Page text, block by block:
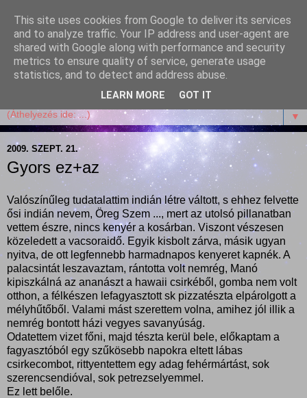
Garffyka
Szösszenetek a konyhámból, az életemből. Mosollyal,
receptekkel, vidámsággal, marcipánnal, csokival.
▼
2009. SZEPT. 21.
Gyors ez+az
Valószínűleg tudatalattim indián létre váltott, s ehhez felvette
ősi indián nevem, Öreg Szem ..., mert az utolsó pillanatban
vettem észre, nincs kenyér a kosárban. Viszont vészesen
közeledett a vacsoraidő. Egyik kisbolt zárva, másik ugyan
nyitva, de ott legfennebb harmadnapos kenyeret kapnék. A
palacsintát leszavaztam, rántotta volt nemrég, Manó
kipiszkálná az ananászt a hawaii csirkéből, gomba nem volt
otthon, a félkészen lefagyasztott sk pizzatészta elpárolgott a
mélyhűtőből. Valami mást szerettem volna, amihez jól illik a
nemrég bontott házi vegyes savanyúság.
Odatettem vizet főni, majd tészta kerül bele, előkaptam a
fagyasztóból egy szűkösebb napokra eltett lábas
csirkecombot, rittyentettem egy adag fehérmártást, sok
szerencsendióval, sok petrezselyemmel.
Ez lett belőle.
This site uses cookies from Google to deliver its services
and to analyze traffic. Your IP address and user-agent are
shared with Google along with performance and security
metrics to ensure quality of service, generate usage
statistics, and to detect and address abuse.
LEARN MORE GOT IT